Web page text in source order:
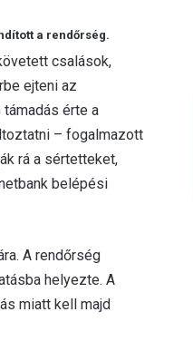
a rendőrség.
csalások,
ejteni az
érte a
– fogalmazott
rá a sértetteket,
belépési
A rendőrség
helyezte. A
miatt kell majd